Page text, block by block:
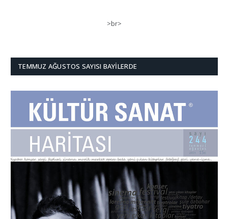
>br>
TEMMUZ AĞUSTOS SAYISI BAYILERDE